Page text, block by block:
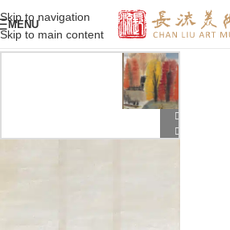
Skip to navigation
Skip to main content
MENU